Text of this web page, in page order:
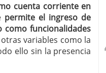
cuenta corriente en
permite el ingreso de
funcionalidades
variables como la
ello sin la presencia